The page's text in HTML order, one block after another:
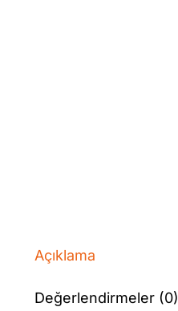
Açıklama
Değerlendirmeler (0)